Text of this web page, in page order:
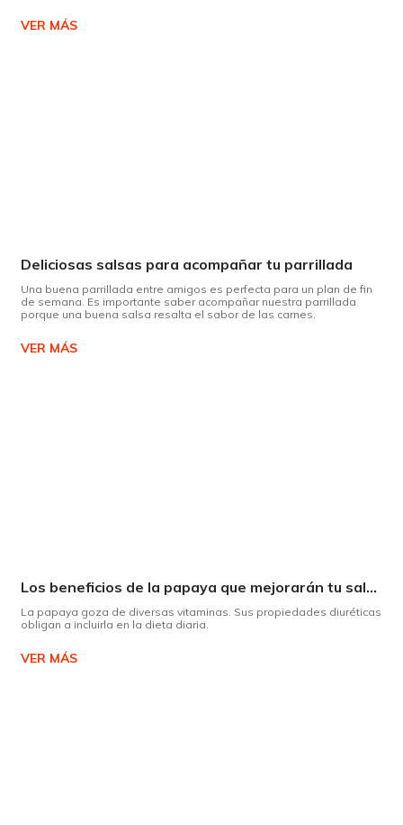
VER MÁS
Deliciosas salsas para acompañar tu parrillada
Una buena parrillada entre amigos es perfecta para un plan de fin
de semana. Es importante saber acompañar nuestra parrillada
porque una buena salsa resalta el sabor de las carnes.
VER MÁS
Los beneficios de la papaya que mejorarán tu salud
La papaya goza de diversas vitaminas. Sus propiedades diuréticas
obligan a incluirla en la dieta diaria.
VER MÁS